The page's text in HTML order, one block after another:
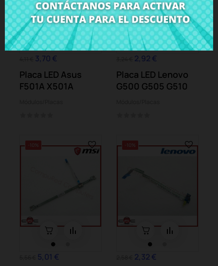
3,70 €
Placa LED Asus
F501A X501A
2,92 €
Placa LED Lenovo
G500 G505 G510
-10%
5,01 €
-10%
2,32 €